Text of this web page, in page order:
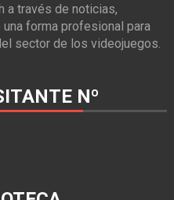
a través de noticias,
forma profesional para
sector de los videojuegos.
Nº